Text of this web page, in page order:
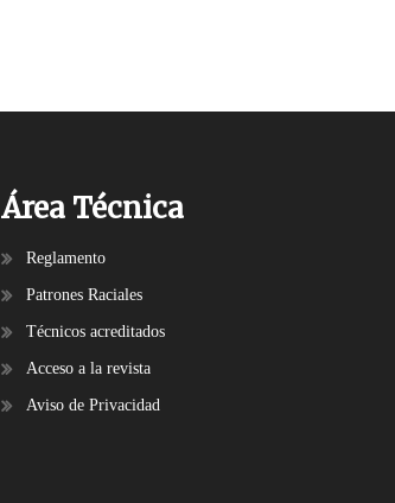
Área Técnica
Reglamento
Patrones Raciales
Técnicos acreditados
Acceso a la revista
Aviso de Privacidad